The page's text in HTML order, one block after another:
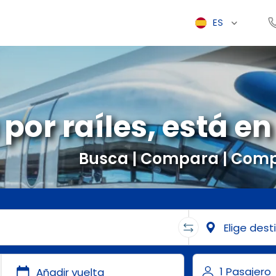
ES
Busca | Compara |
por raíles, está